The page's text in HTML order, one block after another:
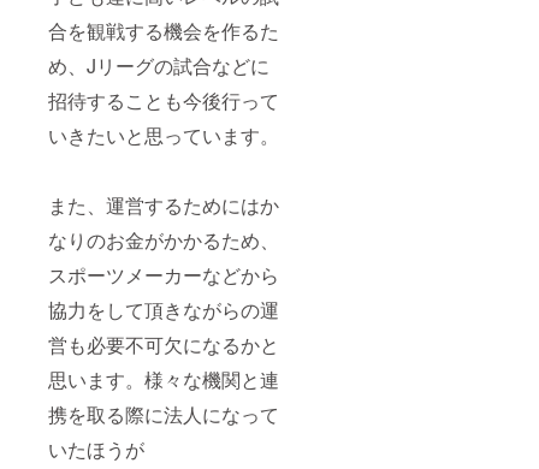
合を観戦する機会を作るた
め、Jリーグの試合などに
招待することも今後行って
いきたいと思っています。
また、運営するためにはか
なりのお金がかかるため、
スポーツメーカーなどから
協力をして頂きながらの運
営も必要不可欠になるかと
思います。様々な機関と連
携を取る際に法人になって
いたほうが